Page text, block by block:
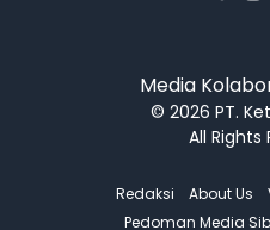
Media
© 2026 PT.
All Rights
Redaksi About Us
Pedoman Media